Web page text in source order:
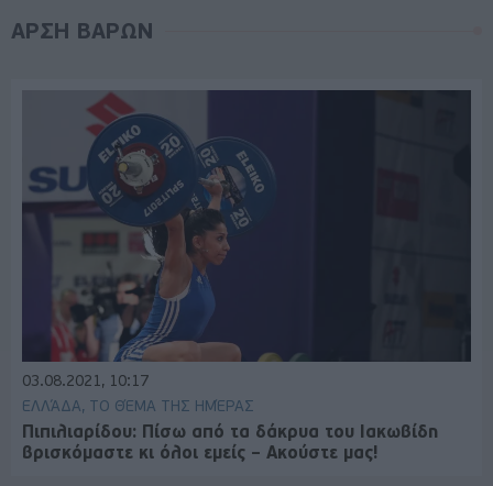
ΑΡΣΗ ΒΑΡΩΝ
03.08.2021, 10:17
ΕΛΛΆΔΑ, ΤΟ ΘΈΜΑ ΤΗΣ ΗΜΈΡΑΣ
Πιπιλιαρίδου: Πίσω από τα δάκρυα του Ιακωβίδη
βρισκόμαστε κι όλοι εμείς – Ακούστε μας!